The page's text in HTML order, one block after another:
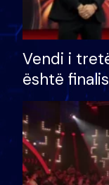
Vendi i
është